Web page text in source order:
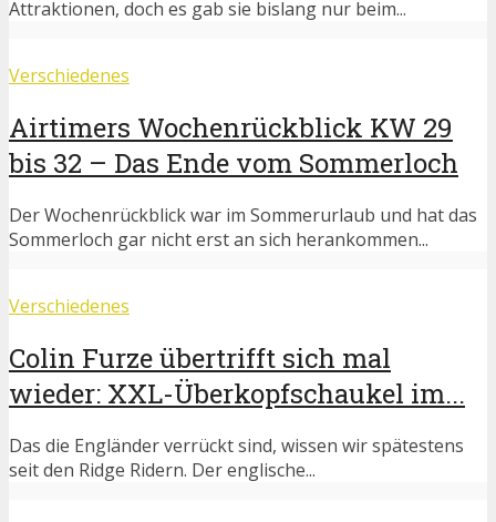
Attraktionen, doch es gab sie bislang nur beim...
Verschiedenes
Airtimers Wochenrückblick KW 29
bis 32 – Das Ende vom Sommerloch
Der Wochenrückblick war im Sommerurlaub und hat das
Sommerloch gar nicht erst an sich herankommen...
Verschiedenes
Colin Furze übertrifft sich mal
wieder: XXL-Überkopfschaukel im...
Das die Engländer verrückt sind, wissen wir spätestens
seit den Ridge Ridern. Der englische...